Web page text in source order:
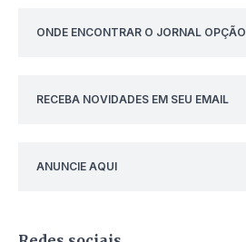
ONDE ENCONTRAR O JORNAL OPÇÃO
RECEBA NOVIDADES EM SEU EMAIL
ANUNCIE AQUI